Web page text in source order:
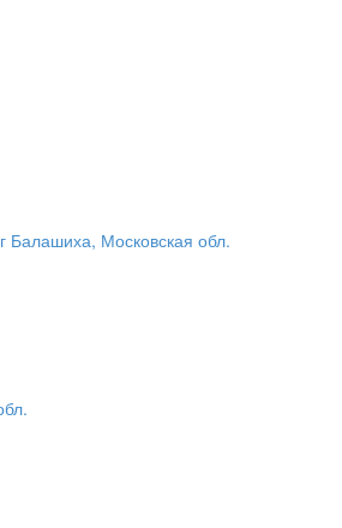
Балашиха, Московская обл.